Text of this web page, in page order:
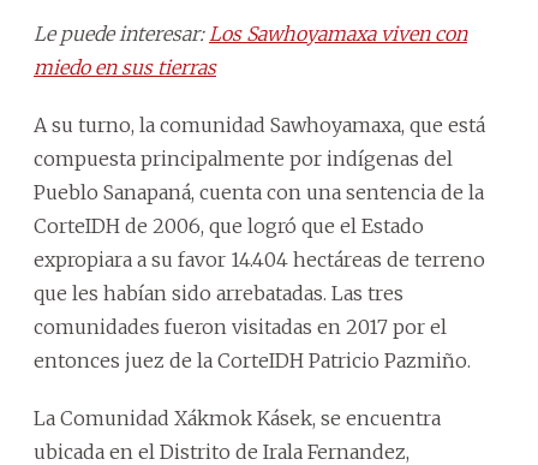
Le puede interesar: Los Sawhoyamaxa viven con
miedo en sus tierras
A su turno, la comunidad Sawhoyamaxa, que está
compuesta principalmente por indígenas del
Pueblo Sanapaná, cuenta con una sentencia de la
CorteIDH de 2006, que logró que el Estado
expropiara a su favor 14.404 hectáreas de terreno
que les habían sido arrebatadas. Las tres
comunidades fueron visitadas en 2017 por el
entonces juez de la CorteIDH Patricio Pazmiño.
La Comunidad Xákmok Kásek, se encuentra
ubicada en el Distrito de Irala Fernandez,